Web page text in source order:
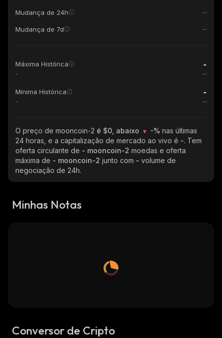
Mudança de 24h
Mudança de 7d
Máxima Histórica -
-
Mínima Histórica -
-
O preço de mooncoin-2 é $0, abaixo -% nas últimas
24 horas, e a capitalização de mercado ao vivo é -. Tem
oferta circulante de - mooncoin-2 moedas e oferta
máxima de - mooncoin-2 junto com - volume de
negociação de 24h.
Minhas Notas
Conversor de Cripto